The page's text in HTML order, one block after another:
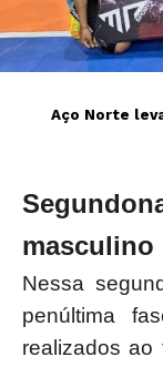
Aço Norte
masculino
Nessa
penúltima
realizados